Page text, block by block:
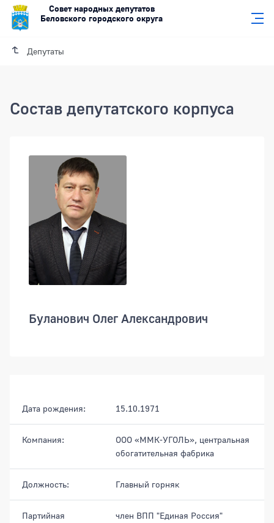
Совет народных депутатов
Беловского городского округа
Депутаты
Состав депутатского корпуса
Буланович Олег Александрович
Дата рождения: 15.10.1971
Компания:
ООО «ММК-УГОЛЬ», центральная
обогатительная фабрика
Должность: Главный горняк
Партийная
член ВПП "Единая Россия"